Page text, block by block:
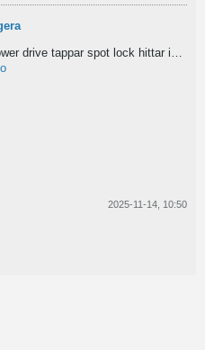
drive tappar spot lock hittar inga manualer eller tips...
2025-11-14, 10:50